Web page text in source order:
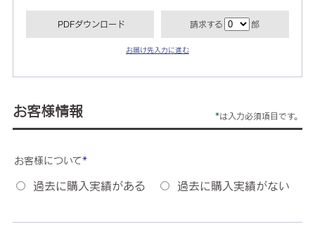
PDFダウンロード 請求する 部
お届け先入力に進む
お客様情報 *は入力必須項目です。
お客様について*
過去に購入実績がある 過去に購入実績がない